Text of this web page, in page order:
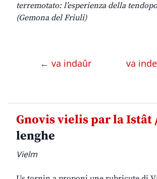
terremotato: l’esperienza della
(Gemona del Friuli)
← va indaûr va
Gnovis vielis par la Istât
lenghe
Vielm